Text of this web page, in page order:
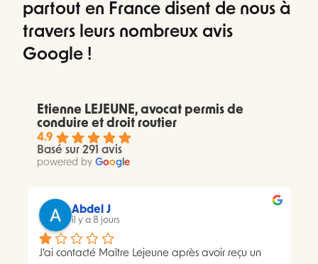
partout en France disent de nous à
travers leurs nombreux avis
Google !
Etienne LEJEUNE, avocat permis de
conduire et droit routier
4.9
Basé sur 291 avis
powered by Goog e
Abdel J
il y a 8 jours
J’ai contacté Maître Lejeune après avoir reçu un